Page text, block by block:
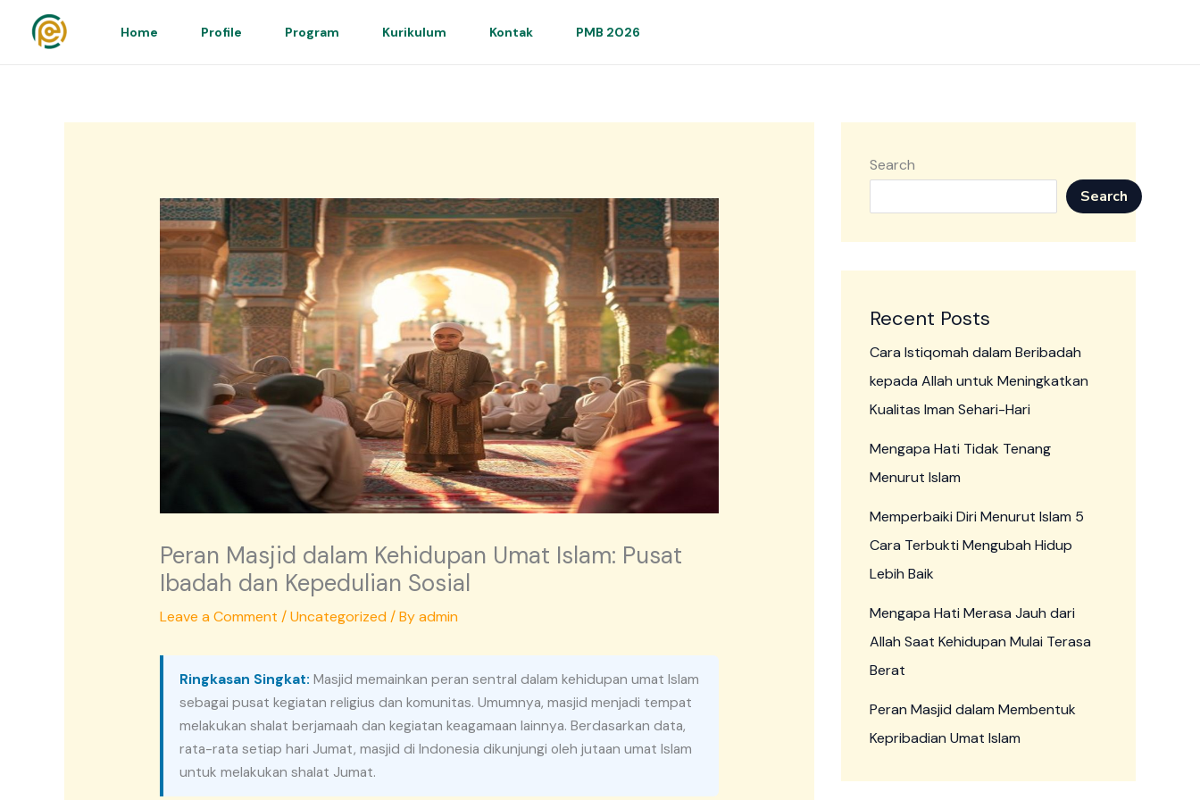
Home Profile Program Kurikulum Kontak PMB 2026
Peran Masjid dalam Kehidupan Umat Islam: Pusat
Ibadah dan Kepedulian Sosial
Leave a Comment /Uncategorized / Byadmin
Ringkasan Singkat: Masjid memainkan peran sentral dalam kehidupan umat Islam
sebagai pusat kegiatan religius dan komunitas. Umumnya, masjid menjadi tempat
melakukan shalat berjamaah dan kegiatan keagamaan lainnya. Berdasarkan data,
rata-rata setiap hari Jumat, masjid di Indonesia dikunjungi oleh jutaan umat Islam
untuk melakukan shalat Jumat.
Search
Search
Recent Posts
Cara Istiqomah dalam Beribadah
kepada Allah untuk Meningkatkan
Kualitas Iman Sehari-Hari
Mengapa Hati Tidak Tenang
Menurut Islam
Memperbaiki Diri Menurut Islam 5
Cara Terbukti Mengubah Hidup
Lebih Baik
Mengapa Hati Merasa Jauh dari
Allah Saat Kehidupan Mulai Terasa
Berat
Peran Masjid dalam Membentuk
Kepribadian Umat Islam